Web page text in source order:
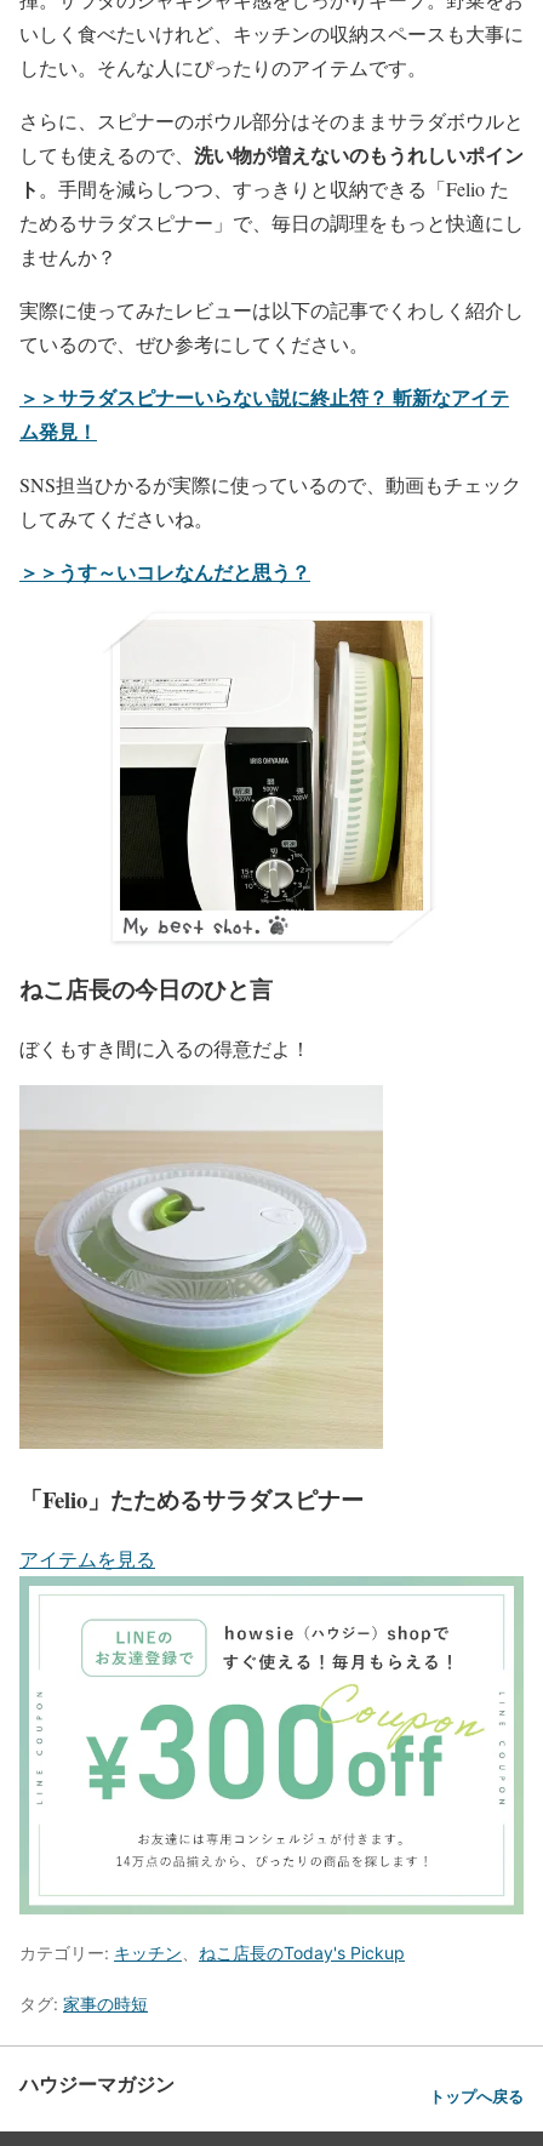
いしく食べたいけれど、キッチンの収納スペースも大事に
したい。そんな人にぴったりのアイテムです。
さらに、スピナーのボウル部分はそのままサラダボウルと
しても使えるので、 洗い物が増えないのもうれしいポイン
ト。手間を減らしつつ、すっきりと収納できる「Felio た
ためるサラダスピナー」で、毎日の調理をもっと快適にし
ませんか？
実際に使ってみたレビューは以下の記事でくわしく紹介し
ているので、ぜひ参考にしてください。
＞＞サラダスピナーいらない説に終止符？ 斬新なアイテ
ム発見！
SNS担当ひかるが実際に使っているので、動画もチェック
してみてくださいね。
＞＞うす～いコレなんだと思う？
ねこ店長の今日のひと言
ぼくもすき間に入るの得意だよ！
「Felio」たためるサラダスピナー
アイテムを見る
カテゴリー: キッチン ねこ店長のToday's Pickup
タグ: 家事の時短
ハウジーマガジン トップへ戻る